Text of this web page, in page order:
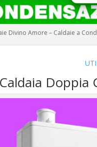
Divino Amore – Caldaie a
Doppia